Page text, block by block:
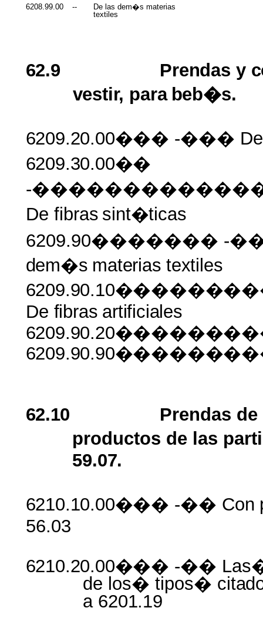
6208.99.00
--
De las dem�s materias
textiles
62.9 Prendas y
vestir, para beb�s.
6209.20.00��� -��� De
6209.30.00��
-
De fibras sint�ticas
6209.90������� -
dem�s materias textiles
De fibras artificiales
62.10 Prendas de
productos de las
59.07.
6210.10.00��� -�� Con
56.03
6210.20.00��� -��
de los� tipos�
a 6201.19